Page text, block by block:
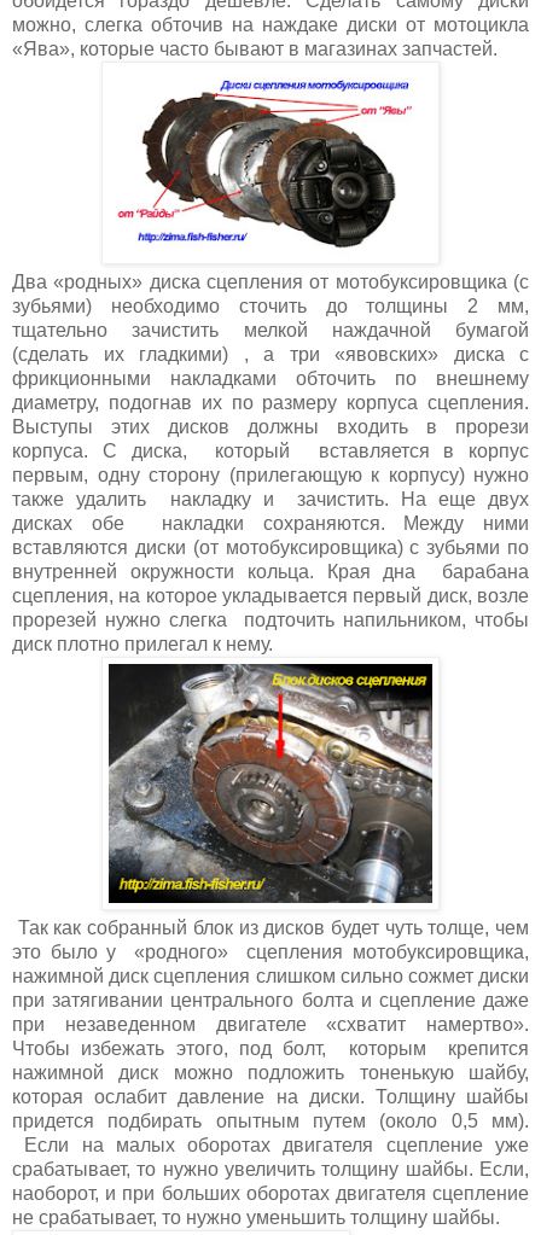
можно, слегка обточив на наждаке диски от мотоцикла
«Ява», которые часто бывают в магазинах запчастей.
Два «родных» диска сцепления от мотобуксировщика (с
зубьями) необходимо сточить до толщины 2 мм,
тщательно зачистить мелкой наждачной бумагой
(сделать их гладкими) , а три «явовских» диска с
фрикционными накладками обточить по внешнему
диаметру, подогнав их по размеру корпуса сцепления.
Выступы этих дисков должны входить в прорези
корпуса. С диска, который вставляется в корпус
первым, одну сторону (прилегающую к корпусу) нужно
также удалить накладку и зачистить. На еще двух
дисках обе накладки сохраняются. Между ними
вставляются диски (от мотобуксировщика) с зубьями по
внутренней окружности кольца. Края дна барабана
сцепления, на которое укладывается первый диск, возле
прорезей нужно слегка подточить напильником, чтобы
диск плотно прилегал к нему.
Так как собранный блок из дисков будет чуть толще, чем
это было у «родного» сцепления мотобуксировщика,
нажимной диск сцепления слишком сильно сожмет диски
при затягивании центрального болта и сцепление даже
при незаведенном двигателе «схватит намертво».
Чтобы избежать этого, под болт, которым крепится
нажимной диск можно подложить тоненькую шайбу,
которая ослабит давление на диски. Толщину шайбы
придется подбирать опытным путем (около 0,5 мм).
Если на малых оборотах двигателя сцепление уже
срабатывает, то нужно увеличить толщину шайбы. Если,
наоборот, и при больших оборотах двигателя сцепление
не срабатывает, то нужно уменьшить толщину шайбы.